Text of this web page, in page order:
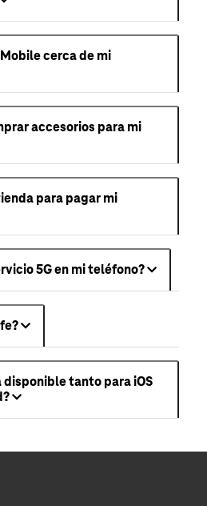
cerca de mi
accesorios para mi
para pagar mi
5G en mi teléfono?
disponible tanto para iOS